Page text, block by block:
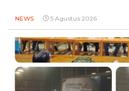
NEWS 5 Agustus 2026